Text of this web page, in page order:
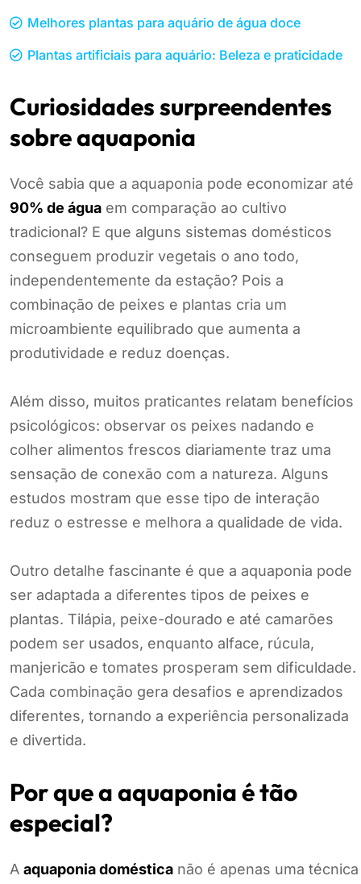
Melhores plantas para aquário de água doce
Plantas artificiais para aquário: Beleza e praticidade
Curiosidades surpreendentes
sobre aquaponia
Você sabia que a aquaponia pode economizar até
90% de água em comparação ao cultivo
tradicional? E que alguns sistemas domésticos
conseguem produzir vegetais o ano todo,
independentemente da estação? Pois a
combinação de peixes e plantas cria um
microambiente equilibrado que aumenta a
produtividade e reduz doenças.
Além disso, muitos praticantes relatam benefícios
psicológicos: observar os peixes nadando e
colher alimentos frescos diariamente traz uma
sensação de conexão com a natureza. Alguns
estudos mostram que esse tipo de interação
reduz o estresse e melhora a qualidade de vida.
Outro detalhe fascinante é que a aquaponia pode
ser adaptada a diferentes tipos de peixes e
plantas. Tilápia, peixe-dourado e até camarões
podem ser usados, enquanto alface, rúcula,
manjericão e tomates prosperam sem dificuldade.
Cada combinação gera desafios e aprendizados
diferentes, tornando a experiência personalizada
e divertida.
Por que a aquaponia é tão
especial?
A aquaponia doméstica não é apenas uma técnica